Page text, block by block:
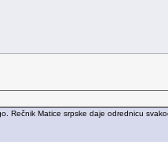
Matice srpske daje odrednicu